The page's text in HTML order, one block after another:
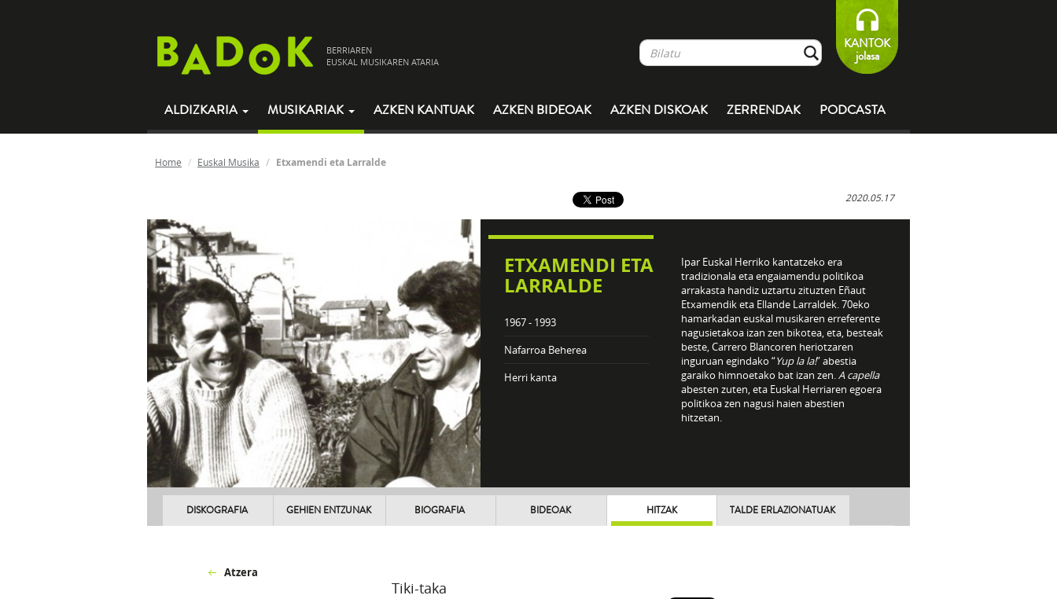
BERRIAREN
EUSKAL MUSIKAREN ATARIA
KANTOK
jolasa
ALDIZKARIA MUSIKARIAK AZKEN KANTUAK AZKEN BIDEOAK AZKEN DISKOAK ZERRENDAK PODCASTA
Home Euskal Musika Etxamendi eta Larralde
2020.05.17
ETXAMENDI ETA
LARRALDE
1967 - 1993
Nafarroa Beherea
Herri kanta
Ipar Euskal Herriko kantatzeko era
tradizionala eta engaiamendu politikoa
arrakasta handiz uztartu zituzten Eñaut
Etxamendik eta Ellande Larraldek. 70eko
hamarkadan euskal musikaren erreferente
nagusietakoa izan zen bikotea, eta, besteak
beste, Carrero Blancoren heriotzaren
inguruan egindako “Yup la la!” abestia
garaiko himnoetako bat izan zen.A capella
abesten zuten, eta Euskal Herriaren egoera
politikoa zen nagusi haien abestien
hitzetan.
DISKOGRAFIA GEHIEN ENTZUNAK BIOGRAFIA BIDEOAK HITZAK TALDE ERLAZIONATUAK
Atzera
Tiki-taka